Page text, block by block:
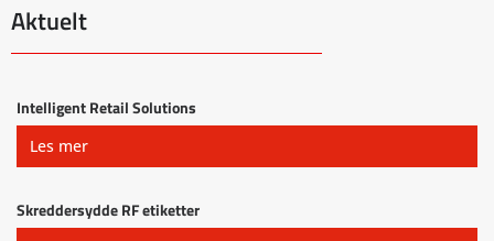
Aktuelt
Intelligent Retail Solutions
Les mer
Skreddersydde RF etiketter